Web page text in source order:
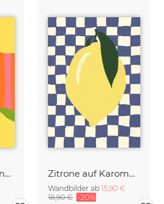
Zitronen pink orange Zitrone auf Karomuster
Wandbilder ab 15,90 €
18,90 € -20%